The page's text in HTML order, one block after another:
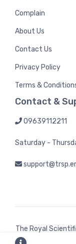
Complain
About Us
Contact Us
Privacy Policy
Terms &
Contact &
09639112211
Saturday -
The Royal